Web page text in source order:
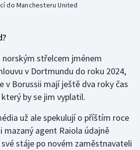
do Manchesteru United
střelcem jménem
v Dortmundu do roku 2024,
v Borussii mají ještě dva roky čas
by se jim vyplatil.
už ale spekulují o příštím roce
mazaný agent Raiola údajně
stáje po novém zaměstnavateli